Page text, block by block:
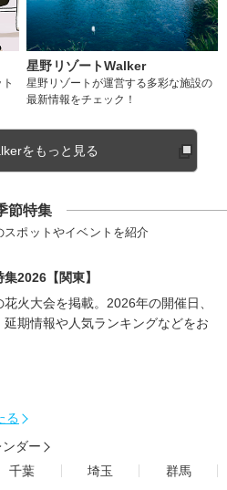
星野リゾートWalker
星野リゾートが運営する多彩な施設の
最新情報をチェック！
をもっと見る
節特集
ポットやイベントを紹介
2026【関東】
花火大会を掲載。2026年の開催日、
延期情報や人気ランキングなどをお
る
ダー
千葉 埼玉
群馬